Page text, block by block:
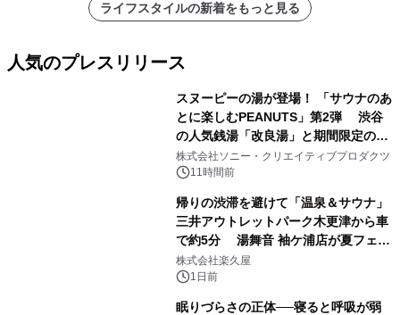
ライフスタイルの新着をもっと見る
人気のプレスリリース
スヌーピーの湯が登場！ 「サウナのあ
とに楽しむPEANUTS」第2弾 渋谷
の人気銭湯「改良湯」と期間限定のコ
ラボレーション サウナイキタイコラ
ボグッズも発売決定！
株式会社ソニー・クリエイティブプロダクツ
11時間前
帰りの渋滞を避けて「温泉＆サウナ」
三井アウトレットパーク木更津から車
で約5分 湯舞音 袖ケ浦店が夏フェア
メニューを提供
株式会社楽久屋
1日前
眠りづらさの正体──寝ると呼吸が弱